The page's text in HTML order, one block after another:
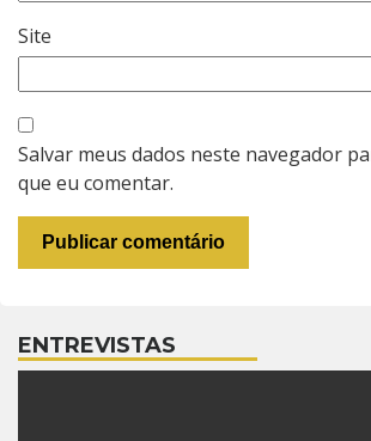
Site
Salvar meus dados neste navegador
que eu comentar.
ENTREVISTAS